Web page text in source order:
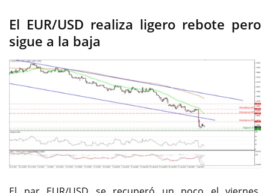
El EUR/USD realiza ligero rebote pero
sigue a la baja